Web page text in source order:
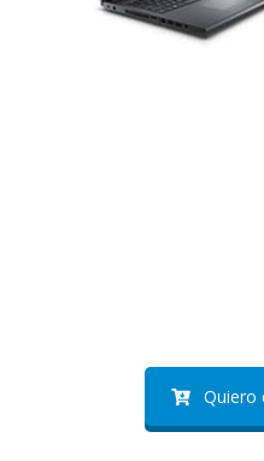
Quiero